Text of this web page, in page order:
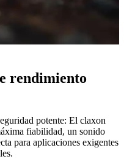
rendimiento
potente: El claxon
fiabilidad, un sonido
para aplicaciones exigentes